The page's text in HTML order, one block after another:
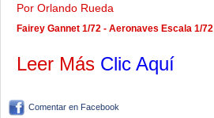
Por Orlando Rueda
Fairey Gannet 1/72 - Aeronaves Escala 1/72
Leer Más Clic Aquí
Comentar en Facebook